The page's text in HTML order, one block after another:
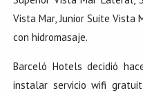
Vista Mar, Junior Suite Vista
con hidromasaje.
Barceló Hotels decidió
instalar servicio wifi